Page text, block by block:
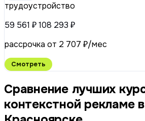
трудоустройство
59 561 ₽108 293 ₽
рассрочка от 2 707 ₽/мес
Смотреть
Сравнение лучших курсов по
контекстной рекламе в